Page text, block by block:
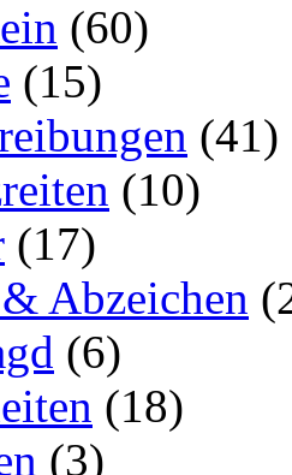
(60)
(15)
(41)
(10)
(17)
Abzeichen
(6)
(18)
(3)